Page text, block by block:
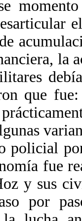
la
que
policial
fue
y sus
por